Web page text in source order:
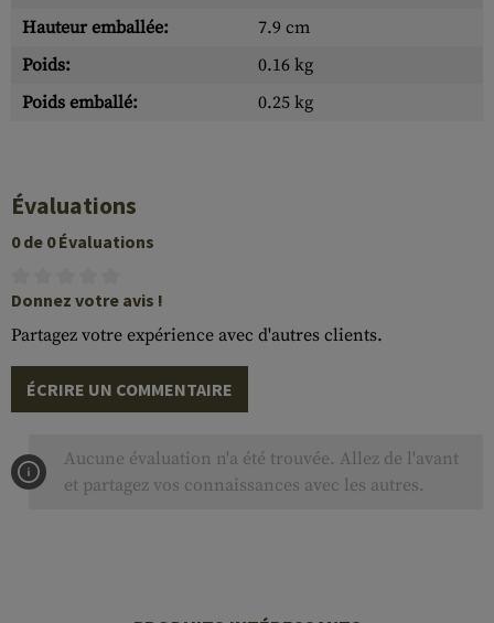
Hauteur emballée:
7.9 cm
Poids:
0.16 kg
Poids emballé:
0.25 kg
Évaluations
0 de 0 Évaluations
Donnez votre avis !
Partagez votre expérience avec d'autres clients.
ÉCRIRE UN COMMENTAIRE
Aucune évaluation n'a été trouvée. Allez de l'avant
et partagez vos connaissances avec les autres.